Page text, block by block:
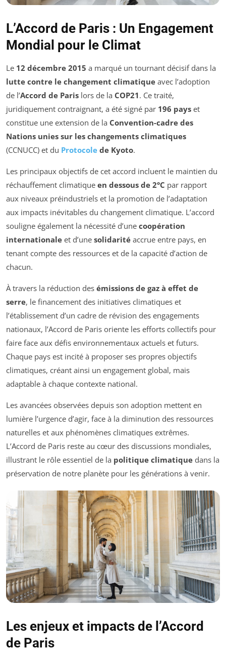
L’Accord de Paris : Un Engagement
Mondial pour le Climat
Le 12 décembre 2015 a marqué un tournant décisif dans la
lutte contre le changement climatique avec l’adoption
de l’Accord de Paris lors de la COP21. Ce traité,
juridiquement contraignant, a été signé par 196 pays et
constitue une extension de la Convention-cadre des
Nations unies sur les changements climatiques
(CCNUCC) et du Protocole de Kyoto.
Les principaux objectifs de cet accord incluent le maintien du
réchauffement climatique en dessous de 2°C par rapport
aux niveaux préindustriels et la promotion de l’adaptation
aux impacts inévitables du changement climatique. L’accord
souligne également la nécessité d’une coopération
internationale et d’une solidarité accrue entre pays, en
tenant compte des ressources et de la capacité d’action de
chacun.
À travers la réduction des émissions de gaz à effet de
serre, le financement des initiatives climatiques et
l’établissement d’un cadre de révision des engagements
nationaux, l’Accord de Paris oriente les efforts collectifs pour
faire face aux défis environnementaux actuels et futurs.
Chaque pays est incité à proposer ses propres objectifs
climatiques, créant ainsi un engagement global, mais
adaptable à chaque contexte national.
Les avancées observées depuis son adoption mettent en
lumière l’urgence d’agir, face à la diminution des ressources
naturelles et aux phénomènes climatiques extrêmes.
L’Accord de Paris reste au cœur des discussions mondiales,
illustrant le rôle essentiel de la politique climatique dans la
préservation de notre planète pour les générations à venir.
Les enjeux et impacts de l’Accord
de Paris